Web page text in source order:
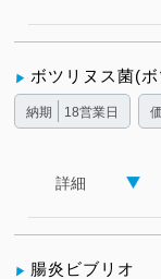
ボツリヌス菌(
納期 18営業日
詳細
腸炎ビブリオ